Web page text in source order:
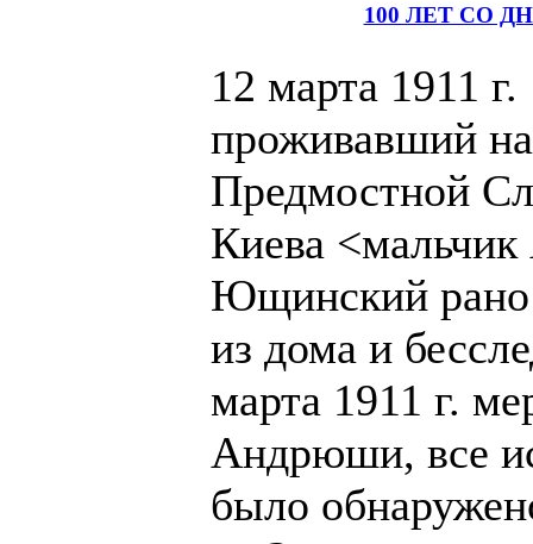
100 ЛЕТ СО
12 марта 1911 г.
проживавший на
Предмостной
Киева
Ющинский
из дома и
марта 1911 г.
Андрюши, все
было